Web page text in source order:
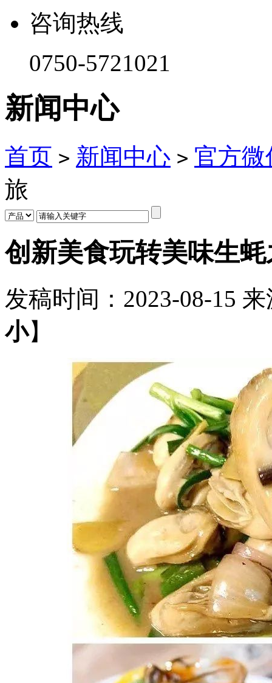
咨询热线
0750-5721021
新闻中心
首页 > 新闻中心 > 官方微
旅
创新美食玩转美味生
发稿时间： 2023-08-15 来
小】